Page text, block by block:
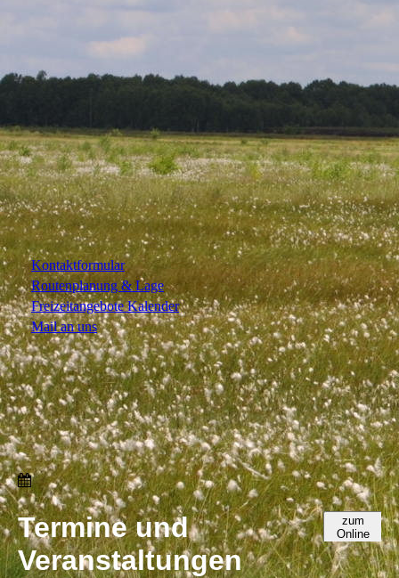
Kontaktformular
Routenplanung & Lage
Freizeitangebote Kalender
Mail an uns
Termine und
Veranstaltungen